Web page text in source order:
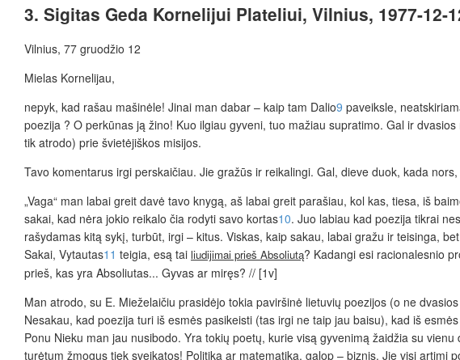
3. Sigitas Geda Kornelijui Plateliui, Vilnius, 1977-12-
Vilnius, 77 gruodžio 12
Mielas Kornelijau,
nepyk, kad rašau mašinėle! Jinai man dabar – kaip tam Dalio9 paveiksle,
poezija ? O perkūnas ją žino! Kuo ilgiau gyveni, tuo mažiau supratimo. Gal ir
tik atrodo) prie švietėjiškos misijos.
Tavo komentarus irgi perskaičiau. Jie gražūs ir reikalingi. Gal, dieve duok, kada
„Vaga“ man labai greit davė tavo knygą, aš labai greit parašiau, kol kas, tiesa, iš
sakai, kad nėra jokio reikalo čia rodyti savo kortas10. Juo labiau kad poezija tikrai
rašydamas kitą sykį, turbūt, irgi – kitus. Viskas, kaip sakau, labai gražu ir teisinga,
Sakai, Vytautas11 teigia, esą tai liudijimai prieš Absoliutą? Kadangi esi racionalesnio
prieš, kas yra Absoliutas... Gyvas ar miręs? // [1v]
Man atrodo, su E. Mieželaičiu prasidėjo tokia paviršinė lietuvių poezijos (o ne
Nesakau, kad poezija turi iš esmės pasikeisti (tas irgi ne taip jau baisu), kad iš
Ponu Nieku man jau nusibodo. Yra tokių poetų, kurie visą gyvenimą žaidžia su
turėtum žmogus tiek sveikatos! Politika ar matematika, galop – biznis. Jie visi artimi